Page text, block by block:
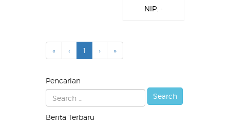
NIP: -
« ‹ 1 › »
Pencarian
Berita Terbaru